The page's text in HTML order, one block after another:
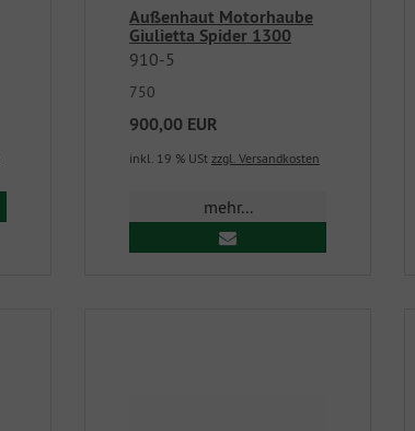
Außenhaut Motorhaube
Giulietta Spider 1300
910-5
750
900,00 EUR
inkl. 19 % USt zzgl. Versandkosten
mehr...